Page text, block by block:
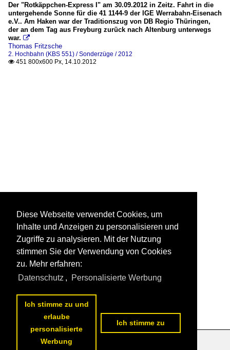
Der "Rotkäppchen-Express I" am 30.09.2012 in Zeitz. Fahrt in die
untergehende Sonne für die 41 1144-9 der IGE Werrabahn-Eisenach
e.V.. Am Haken war der Traditionszug von DB Regio Thüringen,
der an dem Tag aus Freyburg zurück nach Altenburg unterwegs
war. 
Thomas Fritzsche
2. Hochbahn (KBS 551) / Sonderzüge / 2012
 451 800x600 Px, 14.10.2012
Diese Webseite verwendet Cookies, um
Inhalte und Anzeigen zu personalisieren und
Zugriffe zu analysieren. Mit der Nutzung
stimmen Sie der Verwendung von Cookies
zu. Mehr erfahren:
Datenschutz , Personalisierte Werbung
Ich stimme zu und
erlaube
personalisierte
Werbung
Ich stimme zu